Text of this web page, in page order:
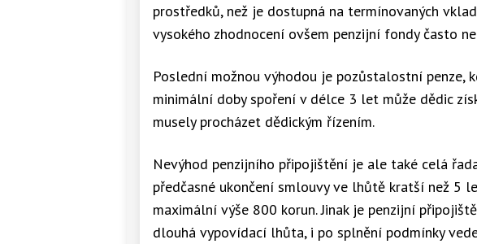
prostředků, než je dostupná na termínovaných
vysokého zhodnocení ovšem penzijní fondy často
Poslední možnou výhodou je pozůstalostní penze,
minimální doby spoření v délce 3 let může dědic
musely procházet dědickým řízením.
Nevýhod penzijního připojištění je ale také celá
předčasné ukončení smlouvy ve lhůtě kratší než 5
maximální výše 800 korun. Jinak je penzijní
dlouhá vypovídací lhůta, i po splnění podmínky